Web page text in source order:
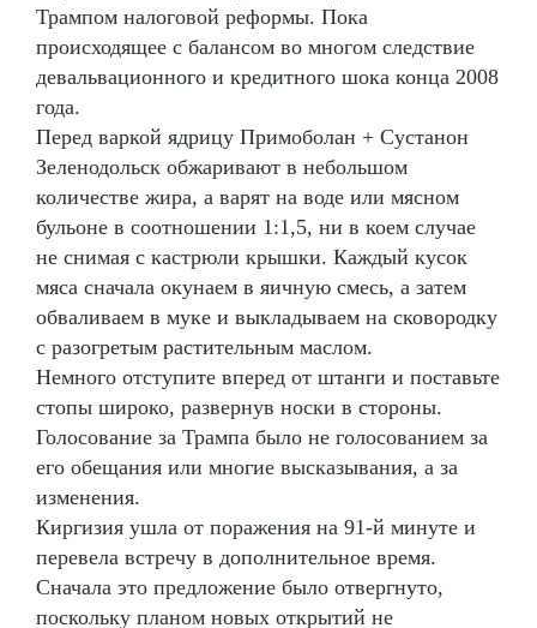
Трампом налоговой реформы. Пока
происходящее с балансом во многом следствие
девальвационного и кредитного шока конца 2008
года.
Перед варкой ядрицу Примоболан + Сустанон
Зеленодольск обжаривают в небольшом
количестве жира, а варят на воде или мясном
бульоне в соотношении 1:1,5, ни в коем случае
не снимая с кастрюли крышки. Каждый кусок
мяса сначала окунаем в яичную смесь, а затем
обваливаем в муке и выкладываем на сковородку
с разогретым растительным маслом.
Немного отступите вперед от штанги и поставьте
стопы широко, развернув носки в стороны.
Голосование за Трампа было не голосованием за
его обещания или многие высказывания, а за
изменения.
Киргизия ушла от поражения на 91-й минуте и
перевела встречу в дополнительное время.
Сначала это предложение было отвергнуто,
поскольку планом новых открытий не